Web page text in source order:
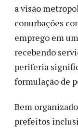
a visão
conurbações
emprego em
recebendo
periferia
formulação de
Bem
prefeitos